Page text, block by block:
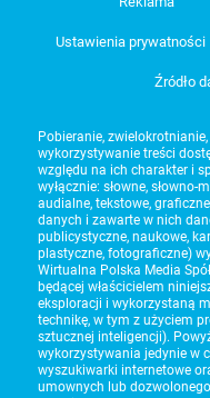
Ustawienia prywatności
Źródło
Pobieranie,
wykorzystywanie treści
względu na ich charakter i
wyłącznie: słowne,
audialne, tekstowe,
danych i zawarte w nich
publicystyczne, naukowe,
plastyczne, fotograficzne)
Wirtualna Polska Media
będącej właścicielem
eksploracji i wykorzystaną
technikę, w tym z użyciem
sztucznej inteligencji).
wykorzystywania jedynie w
wyszukiwarki internetowe
umownych lub